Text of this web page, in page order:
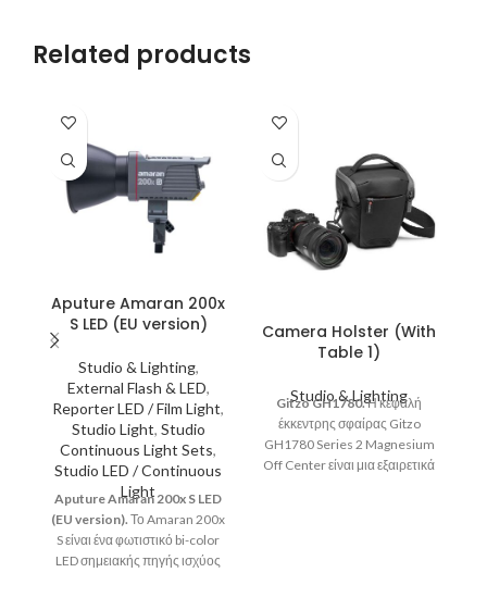
Related products
Aputure Amaran 200x
S LED (EU version)
Studio & Lighting,
External Flash & LED,
Reporter LED / Film Light,
Studio Light, Studio
Continuous Light Sets,
Studio LED / Continuous
Light
Aputure Amaran 200x S LED
(EU version). Το Amaran 200x
S είναι ένα φωτιστικό bi-color
LED σημειακής πηγής ισχύος
Camera Holster (With
Table 1)
Studio & Lighting
Gitzo GH1780.Η κεφαλή
έκκεντρης σφαίρας Gitzo
GH1780 Series 2 Magnesium
Off Center είναι μια εξαιρετικά